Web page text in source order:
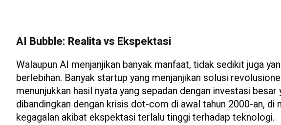
AI Bubble: Realita vs Ekspektasi
Walaupun AI menjanjikan banyak manfaat, tidak sedikit juga
berlebihan. Banyak startup yang menjanjikan solusi
menunjukkan hasil nyata yang sepadan dengan investasi
dibandingkan dengan krisis dot-com di awal tahun 2000-an, di
kegagalan akibat ekspektasi terlalu tinggi terhadap teknologi.